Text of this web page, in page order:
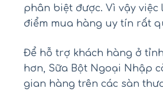
phân biệt được. Vì vậy việc
điểm mua hàng uy tín rất
Để hỗ trợ khách hàng ở
hơn, Sữa Bột Ngoại Nhập
gian hàng trên các sàn